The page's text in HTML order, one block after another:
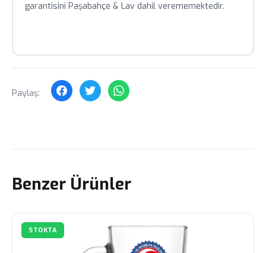
garantisini Paşabahçe & Lav dahil verememektedir.
Paylaş:
Benzer Ürünler
STOKTA